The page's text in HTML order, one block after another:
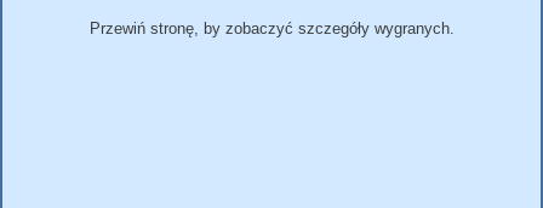
Przewiń stronę, by zobaczyć szczegóły wygranych.